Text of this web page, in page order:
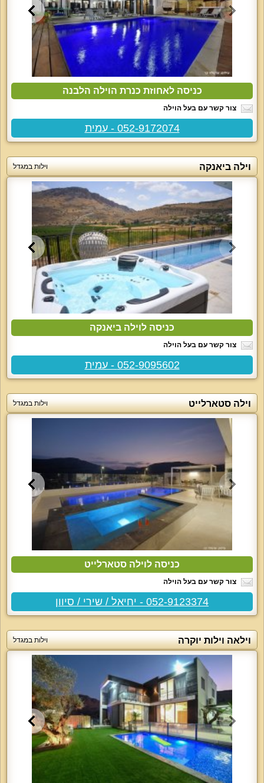
כניסה לאחוזת כנרת הוילה הלבנה
צור קשר עם בעל הוילה
052-9172074 - עמית
וילה ביאנקה וילות במגדל
כניסה לוילה ביאנקה
צור קשר עם בעל הוילה
052-9095602 - עמית
וילה סטארלייט וילות במגדל
כניסה לוילה סטארלייט
צור קשר עם בעל הוילה
052-9123374 - יחיאל / שירי / סיוון
וילאה וילות יוקרה וילות במגדל